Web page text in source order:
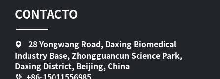
CONTACTO
28 Yongwang Road, Daxing Biomedical
Industry Base, Zhongguancun Science Park,
Daxing District, Beijing, China
+86-15011556985